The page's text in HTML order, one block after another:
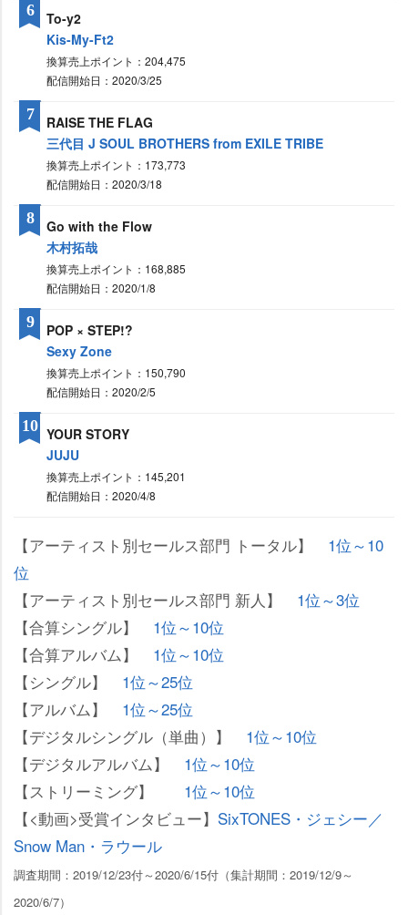
To-y2
Kis-My-Ft2
換算売上ポイント：204,475
配信開始日：2020/3/25
6
RAISE THE FLAG
三代目 J SOUL BROTHERS from EXILE TRIBE
換算売上ポイント：173,773
配信開始日：2020/3/18
7
Go with the Flow
木村拓哉
換算売上ポイント：168,885
配信開始日：2020/1/8
8
POP × STEP!?
Sexy Zone
換算売上ポイント：150,790
配信開始日：2020/2/5
9
YOUR STORY
JUJU
換算売上ポイント：145,201
配信開始日：2020/4/8
10
【アーティスト別セールス部門 トータル】 1位～10
位
【アーティスト別セールス部門 新人】 1位～3位
【合算シングル】 1位～10位
【合算アルバム】 1位～10位
【シングル】 1位～25位
【アルバム】 1位～25位
【デジタルシングル（単曲）】 1位～10位
【デジタルアルバム】 1位～10位
【ストリーミング】 1位～10位
【<動画>受賞インタビュー】 SixTONES・ジェシー／
Snow Man・ラウール
調査期間：2019/12/23付～2020/6/15付（集計期間：2019/12/9～
2020/6/7）